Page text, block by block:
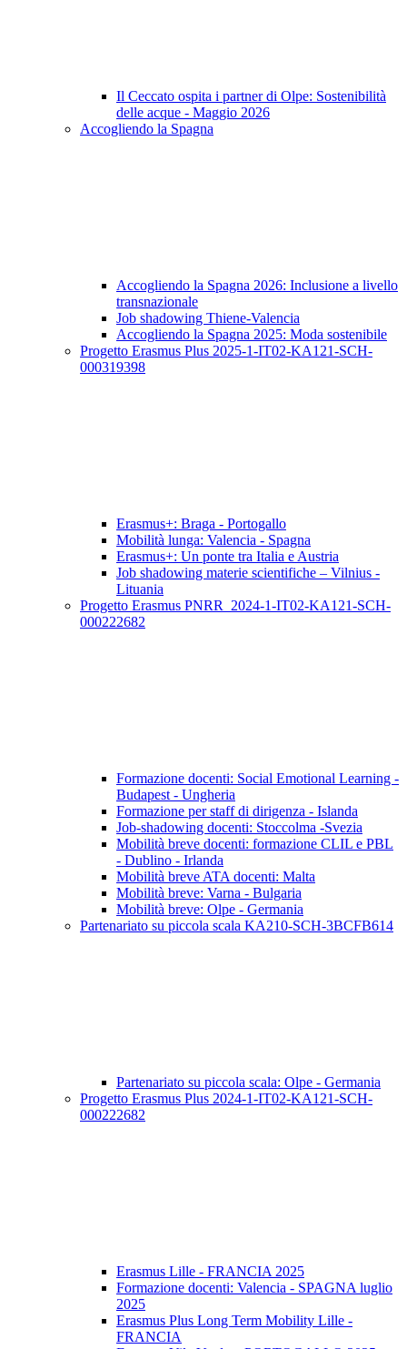
Il Ceccato ospita i partner di Olpe: Sostenibilità
delle acque - Maggio 2026
Accogliendo la Spagna
Accogliendo la Spagna 2026: Inclusione a livello
transnazionale
Job shadowing Thiene-Valencia
Accogliendo la Spagna 2025: Moda sostenibile
Progetto Erasmus Plus 2025-1-IT02-KA121-SCH-
000319398
Erasmus+: Braga - Portogallo
Mobilità lunga: Valencia - Spagna
Erasmus+: Un ponte tra Italia e Austria
Job shadowing materie scientifiche – Vilnius -
Lituania
Progetto Erasmus PNRR_2024-1-IT02-KA121-SCH-
000222682
Formazione docenti: Social Emotional Learning -
Budapest - Ungheria
Formazione per staff di dirigenza - Islanda
Job-shadowing docenti: Stoccolma -Svezia
Mobilità breve docenti: formazione CLIL e PBL
- Dublino - Irlanda
Mobilità breve ATA docenti: Malta
Mobilità breve: Varna - Bulgaria
Mobilità breve: Olpe - Germania
Partenariato su piccola scala KA210-SCH-3BCFB614
Partenariato su piccola scala: Olpe - Germania
Progetto Erasmus Plus 2024-1-IT02-KA121-SCH-
000222682
Erasmus Lille - FRANCIA 2025
Formazione docenti: Valencia - SPAGNA luglio
2025
Erasmus Plus Long Term Mobility Lille -
FRANCIA